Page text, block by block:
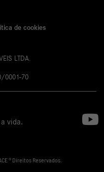
de cookies
LTDA.
0001-70
vida.
® Direitos Reservados.